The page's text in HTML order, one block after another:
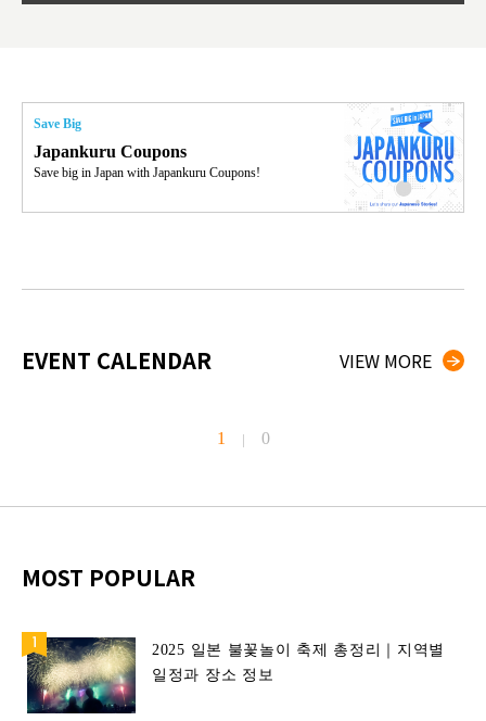
Save Big
Japankuru Coupons
Save big in Japan with Japankuru Coupons!
EVENT CALENDAR VIEW MORE
1 | 0
MOST POPULAR
2025 일본 불꽃놀이 축제 총정리｜지역별
일정과 장소 정보